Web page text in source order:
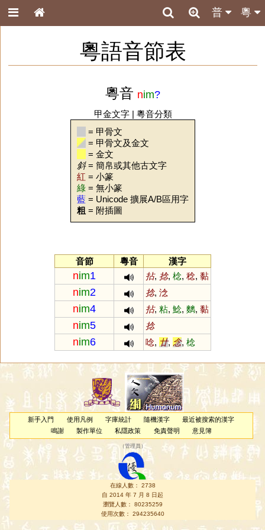
粵
普
粵語音節表
粵音 nim?
甲金文字| 粵音分類
= 甲骨文
= 甲骨文及金文
= 金文
斜= 簡帛或其他古文字
紅 = 小篆
綠 = 無小篆
藍 = Unicode 擴展A/B區用字
粗 = 附插圖
音節 粵音 漢字
nim1 拈, 捻, 棯, 稔, 黏
nim2 捻, 淰
nim4 拈, 粘, 鯰, 麶, 黏
nim5 捻
nim6 唸, 廿, 念, 棯
新手入門 使用凡例 字庫統計 隨機漢字
最近被搜索的漢字
鳴謝
製作單位 私隱政策 免責聲明 意見簿
（管理員 ）
在線人數： 2738
自 2014 年 7 月 8 日起
瀏覽人數： 80235259
使用次數： 294235640